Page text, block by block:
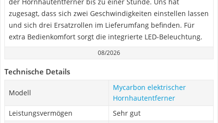
zugesagt, dass sich zwei Geschwindigkeiten einstellen lassen
und sich drei Ersatzrollen im Lieferumfang befinden. Für
extra Bedienkomfort sorgt die integrierte LED-Beleuchtung.
08/2026
Technische Details
Modell
Mycarbon elektrischer
Hornhautentferner
Leistungsvermögen
Sehr gut